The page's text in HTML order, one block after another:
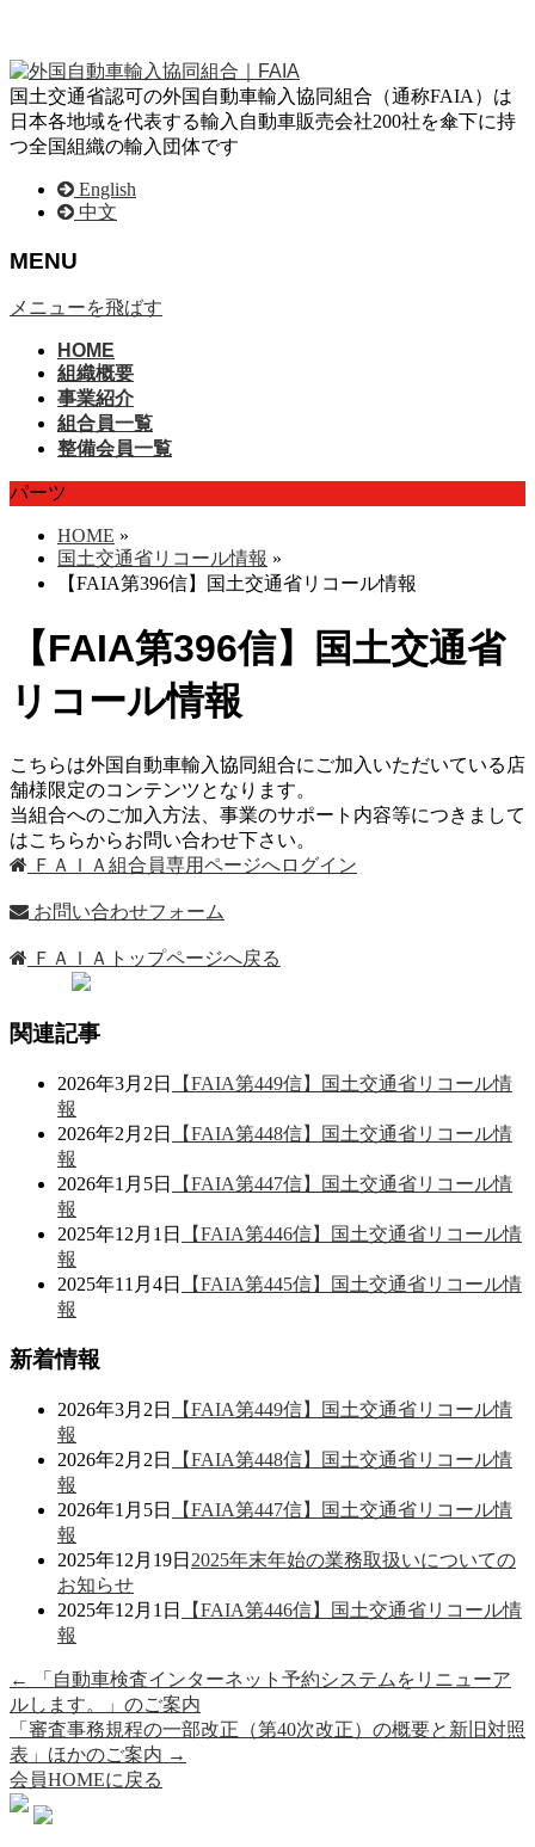
国土交通省認可の外国自動車輸入協同組合（通称FAIA）は
日本各地域を代表する輸入自動車販売会社200社を傘下に持
つ全国組織の輸入団体です
English
中文
MENU
メニューを飛ばす
HOME
組織概要
事業紹介
組合員一覧
整備会員一覧
パーツ
HOME »
国土交通省リコール情報 »
【FAIA第396信】国土交通省リコール情報
【FAIA第396信】国土交通省
リコール情報
こちらは外国自動車輸入協同組合にご加入いただいている店
舗様限定のコンテンツとなります。
当組合へのご加入方法、事業のサポート内容等につきまして
はこちらからお問い合わせ下さい。
ＦＡＩＡ組合員専用ページへログイン
お問い合わせフォーム
ＦＡＩＡトップページへ戻る
関連記事
2026年3月2日
【FAIA第449信】国土交通省リコール情
報
2026年2月2日
【FAIA第448信】国土交通省リコール情
報
2026年1月5日
【FAIA第447信】国土交通省リコール情
報
2025年12月1日
【FAIA第446信】国土交通省リコール情
報
2025年11月4日
【FAIA第445信】国土交通省リコール情
報
新着情報
2026年3月2日
【FAIA第449信】国土交通省リコール情
報
2026年2月2日
【FAIA第448信】国土交通省リコール情
報
2026年1月5日
【FAIA第447信】国土交通省リコール情
報
2025年12月19日 2025年末年始の業務取扱いについての
お知らせ
2025年12月1日
【FAIA第446信】国土交通省リコール情
報
←
「自動車検査インターネット予約システムをリニューア
ルします。」のご案内
「審査事務規程の一部改正（第40次改正）の概要と新旧対照
表」ほかのご案内 →
会員HOMEに戻る